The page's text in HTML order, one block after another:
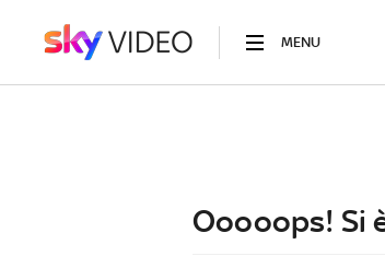
MENU
Ooooops! Si